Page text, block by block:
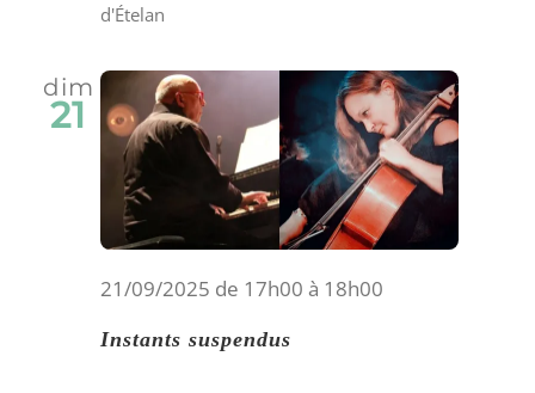
d'Ételan
dim
21
Instants suspendus
21/09/2025 de 17h00 à 18h00